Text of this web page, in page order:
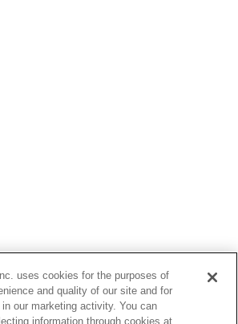
uses cookies for the purposes of
and quality of our site and for
our marketing activity. You can
information through cookies at